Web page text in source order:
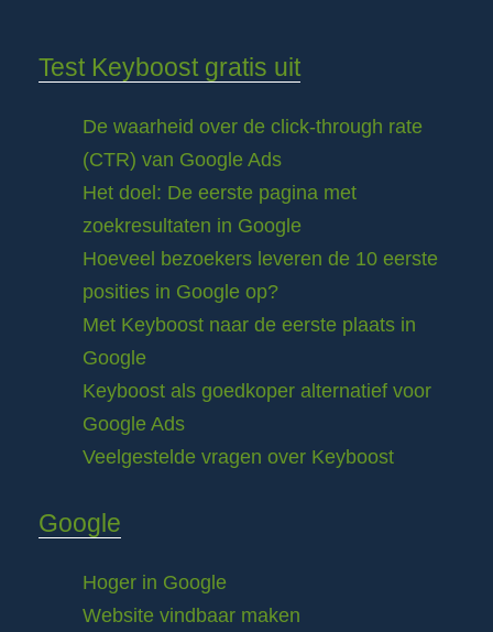
Test Keyboost gratis uit
De waarheid over de click-through rate
(CTR) van Google Ads
Het doel: De eerste pagina met
zoekresultaten in Google
Hoeveel bezoekers leveren de 10 eerste
posities in Google op?
Met Keyboost naar de eerste plaats in
Google
Keyboost als goedkoper alternatief voor
Google Ads
Veelgestelde vragen over Keyboost
Google
Hoger in Google
Website vindbaar maken